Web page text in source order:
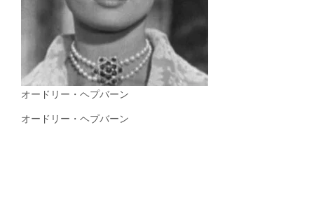
オードリー・ヘプバーン
オードリー・ヘプバーン